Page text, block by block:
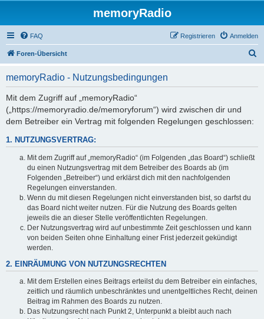
memoryRadio
FAQ Anmelden
Registrieren
Foren-Übersicht
memoryRadio - Nutzungsbedingungen
Mit dem Zugriff auf „memoryRadio“
(„https://memoryradio.de/memoryforum“) wird zwischen dir und
dem Betreiber ein Vertrag mit folgenden Regelungen geschlossen:
1. NUTZUNGSVERTRAG:
Mit dem Zugriff auf „memoryRadio“ (im Folgenden „das Board“) schließt
du einen Nutzungsvertrag mit dem Betreiber des Boards ab (im
Folgenden „Betreiber“) und erklärst dich mit den nachfolgenden
Regelungen einverstanden.
Wenn du mit diesen Regelungen nicht einverstanden bist, so darfst du
das Board nicht weiter nutzen. Für die Nutzung des Boards gelten
jeweils die an dieser Stelle veröffentlichten Regelungen.
Der Nutzungsvertrag wird auf unbestimmte Zeit geschlossen und kann
von beiden Seiten ohne Einhaltung einer Frist jederzeit gekündigt
werden.
2. EINRÄUMUNG VON NUTZUNGSRECHTEN
Mit dem Erstellen eines Beitrags erteilst du dem Betreiber ein einfaches,
zeitlich und räumlich unbeschränktes und unentgeltliches Recht, deinen
Beitrag im Rahmen des Boards zu nutzen.
Das Nutzungsrecht nach Punkt 2, Unterpunkt a bleibt auch nach